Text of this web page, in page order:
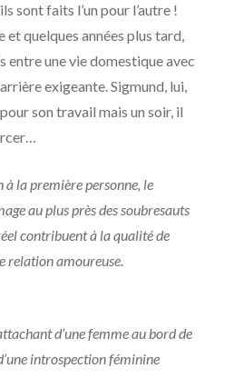
sont faits l’un pour l’autre !
et quelques années plus tard,
entre une vie domestique avec
exigeante. Sigmund, lui,
son travail mais un soir, il
la première personne, le
au plus près des soubresauts
contribuent à la qualité de
relation amoureuse.
d’une femme au bord de
introspection féminine